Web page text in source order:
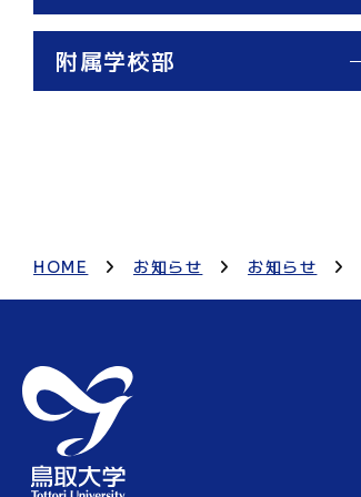
附属学校部
HOME お知らせ お知らせ